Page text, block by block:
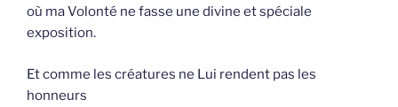
où ma Volonté ne fasse une divine et spéciale
exposition.
Et comme les créatures ne Lui rendent pas les
honneurs